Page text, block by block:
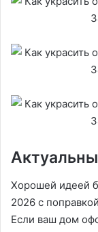
Хорошей идеей
2026 с
Если ваш дом